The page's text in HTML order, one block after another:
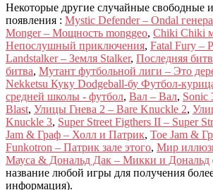
Некоторые другие случайные свободные
появления : Mystic Defender – Ondal
Monger – Мощность monggeo, Chiki Chiki
Непослушный приключения, Fatal Fury –
Landstalker – Земля Stalker, Последняя
битва, Мутант футбольной лиги – Это
Nekketsu Куку Dodgeball-бу Футбол-
средней школы - футбол, Вал – Вал, Sonic
Blast, Улицы Гнева 2 – Bare Knuckle 2,
Knuckle 3, Super Street Figthers II – Super
Jam & Граф – Холл и Патрик, Toe Jam &
Funkotron – Патрик зале этого, Мир
Мауса & Дональд Дак – Микки и Дональд
название любой игры для получения
информация).